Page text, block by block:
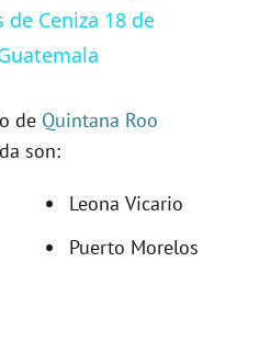
a
V
Ceniza 18 de
de Quintana Roo
son:
Leona Vicario
Puerto Morelos